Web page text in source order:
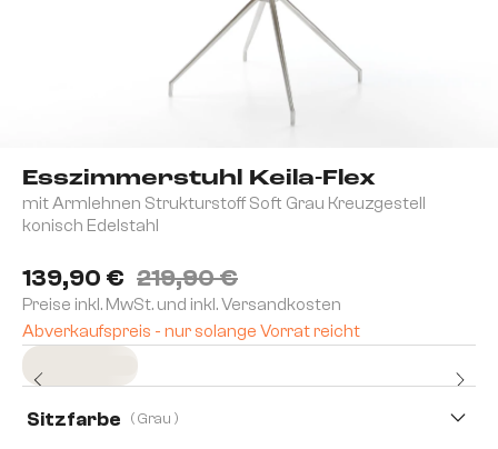
Esszimmerstuhl Keila-Flex
mit Armlehnen Strukturstoff Soft Grau Kreuzgestell
konisch Edelstahl
139,90 € 219,90 €
Preise inkl. MwSt. und inkl. Versandkosten
Abverkaufspreis - nur solange Vorrat reicht
Sitzfarbe ( Grau )